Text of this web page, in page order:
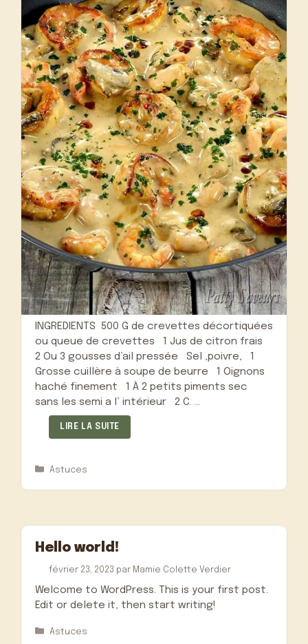
INGREDIENTS 500 G de crevettes décortiquées
ou queue de crevettes 1 Jus de citron frais
2 Ou 3 gousses d’ail pressée Sel ,poivre, 1
Grosse cuillère à soupe de beurre 1 Oignons
haché finement 1 À 2 petits piments sec
sans les semi a l’ intérieur 2 C. …
LIRE LA SUITE
Catégories
Astuces
Hello world!
février 23, 2023 par Mamie Colette Verdier
Welcome to WordPress. This is your first post.
Edit or delete it, then start writing!
Catégories
Astuces